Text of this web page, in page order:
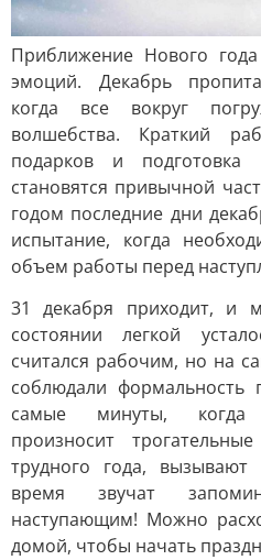
Приближение Нового
эмоций. Декабрь
когда все вокруг
волшебства. Краткий
подарков и подготовка
становятся привычной
годом последние дни
испытание, когда
объем работы перед
31 декабря приходит, и
состоянии легкой
считался рабочим, но на
соблюдали формальность
самые минуты, когда
произносит
трудного года,
время звучат
наступающим! Можно
домой, чтобы начать